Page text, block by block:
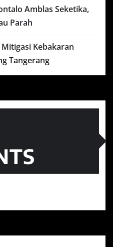
Amblas Seketika,
Parah
Kebakaran
Tangerang